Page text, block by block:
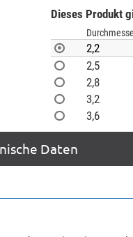
Dieses Produkt
2,2
2,5
2,8
3,2
3,6
Daten